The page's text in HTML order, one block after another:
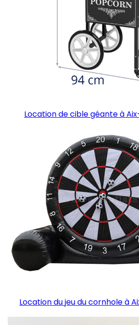
Location de cible géante à
Location du jeu du cornhole à